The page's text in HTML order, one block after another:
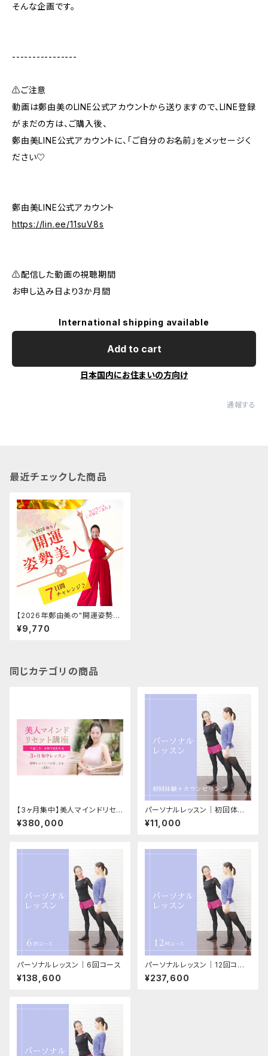
そんな企画です。
----------------
⚠️ご注意
動画は鄭由美のLINE公式アカウントから送りますので、LINE登録
がまだの方は、ご購入後、
鄭由美LINE公式アカウントに、「ご自分のお名前」をメッセージく
ださい♡
鄭由美LINE公式アカウント
https://lin.ee/11suV8s
⚠️配信した動画の視聴期間
お申し込み日より3か月間
International shipping available
Add to cart
日本国内にお住まいの方向け
通報する
最近チェックした商品
【2026年鄭由美の"開運姿勢美
人♡"7日間チャレンジ✨】
¥9,770
同じカテゴリの商品
【3ヶ月集中】美人マインドリセッ
ト講座
¥380,000
パーソナルレッスン│初回体験&
カウンセリング
¥11,000
パーソナルレッスン│6回コース
¥138,600
パーソナルレッスン│12回コー
ス
¥237,600